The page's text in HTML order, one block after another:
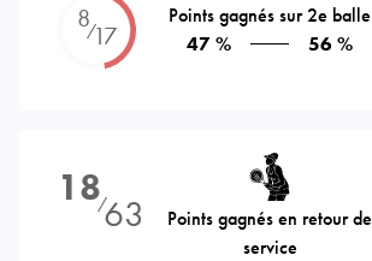
8⁄17
Points gagnés sur 2e balle
47 %
56 %
18⁄63
Points gagnés en retour de
service